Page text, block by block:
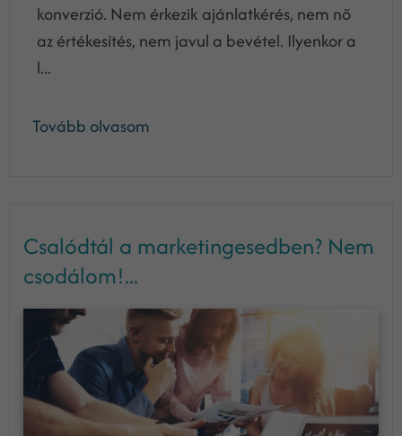
konverzió. Nem érkezik ajánlatkérés, nem nő
az értékesítés, nem javul a bevétel. Ilyenkor a
l...
Tovább olvasom
Csalódtál a marketingesedben? Nem
csodálom!...